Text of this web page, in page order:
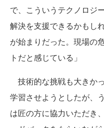
で、こういうテクノロジ
解決を支援できるかもし
が始まりだった。現場の
トだと感じている」
技術的な挑戦も大きか
学習させようとしたが、
は匠の方に協力いただき